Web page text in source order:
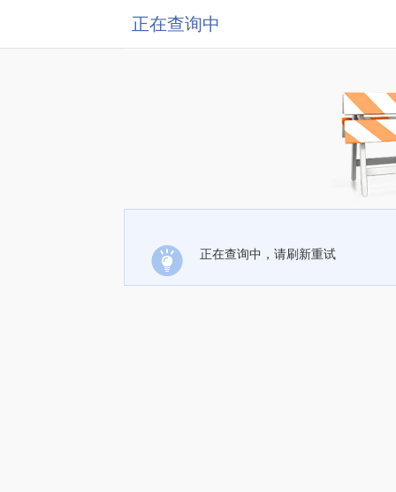
正在查询中
正在查询中，请刷新重试